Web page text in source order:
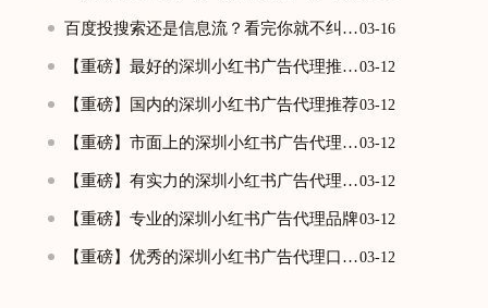
百度投搜索还是信息流？看完你就不纠结了03-16
【重磅】最好的深圳小红书广告代理推荐排行榜单03-12
【重磅】国内的深圳小红书广告代理推荐03-12
【重磅】市面上的深圳小红书广告代理排行榜03-12
【重磅】有实力的深圳小红书广告代理推荐榜03-12
【重磅】专业的深圳小红书广告代理品牌03-12
【重磅】优秀的深圳小红书广告代理口碑推荐榜03-12